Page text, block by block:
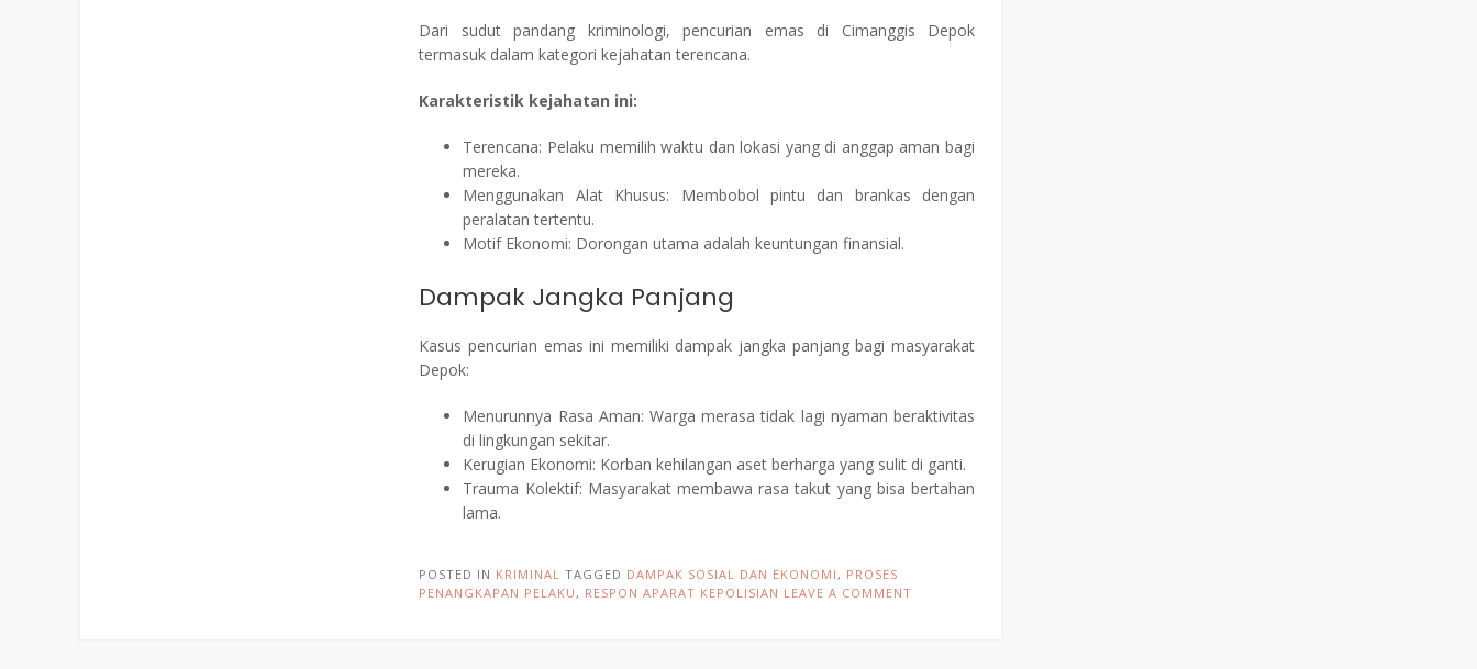
Dari sudut pandang kriminologi, pencurian emas di Cimanggis Depok
termasuk dalam kategori kejahatan terencana.
Karakteristik kejahatan ini:
Terencana: Pelaku memilih waktu dan lokasi yang di anggap aman bagi
mereka.
Menggunakan Alat Khusus: Membobol pintu dan brankas dengan
peralatan tertentu.
Motif Ekonomi: Dorongan utama adalah keuntungan finansial.
Dampak Jangka Panjang
Kasus pencurian emas ini memiliki dampak jangka panjang bagi masyarakat
Depok:
Menurunnya Rasa Aman: Warga merasa tidak lagi nyaman beraktivitas
di lingkungan sekitar.
Kerugian Ekonomi: Korban kehilangan aset berharga yang sulit di ganti.
Trauma Kolektif: Masyarakat membawa rasa takut yang bisa bertahan
lama.
POSTED IN KRIMINAL TAGGED DAMPAK SOSIAL DAN EKONOMI, PROSES
PENANGKAPAN PELAKU, RESPON APARAT KEPOLISIAN LEAVE A COMMENT